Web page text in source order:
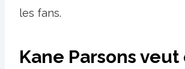
les fans.
Kane Parsons